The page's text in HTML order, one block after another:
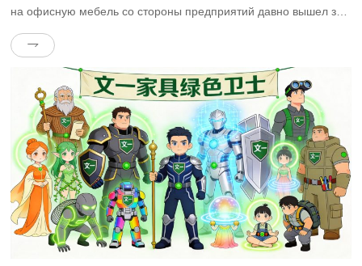
на офисную мебель со стороны предприятий давно вышел за
стремление к таким основным ценностям, как
интеллектуальность, защита окружающей среды,
эргономичный дизайн и модульное сочетание.Как избежать
“налога на IQ” и выбрать по-настоящему […]